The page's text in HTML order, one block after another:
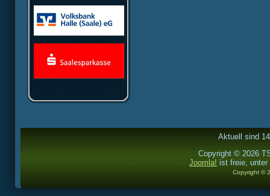
Aktuell sind
Copyright © 2026
Joomla! ist freie,
Copyright ©